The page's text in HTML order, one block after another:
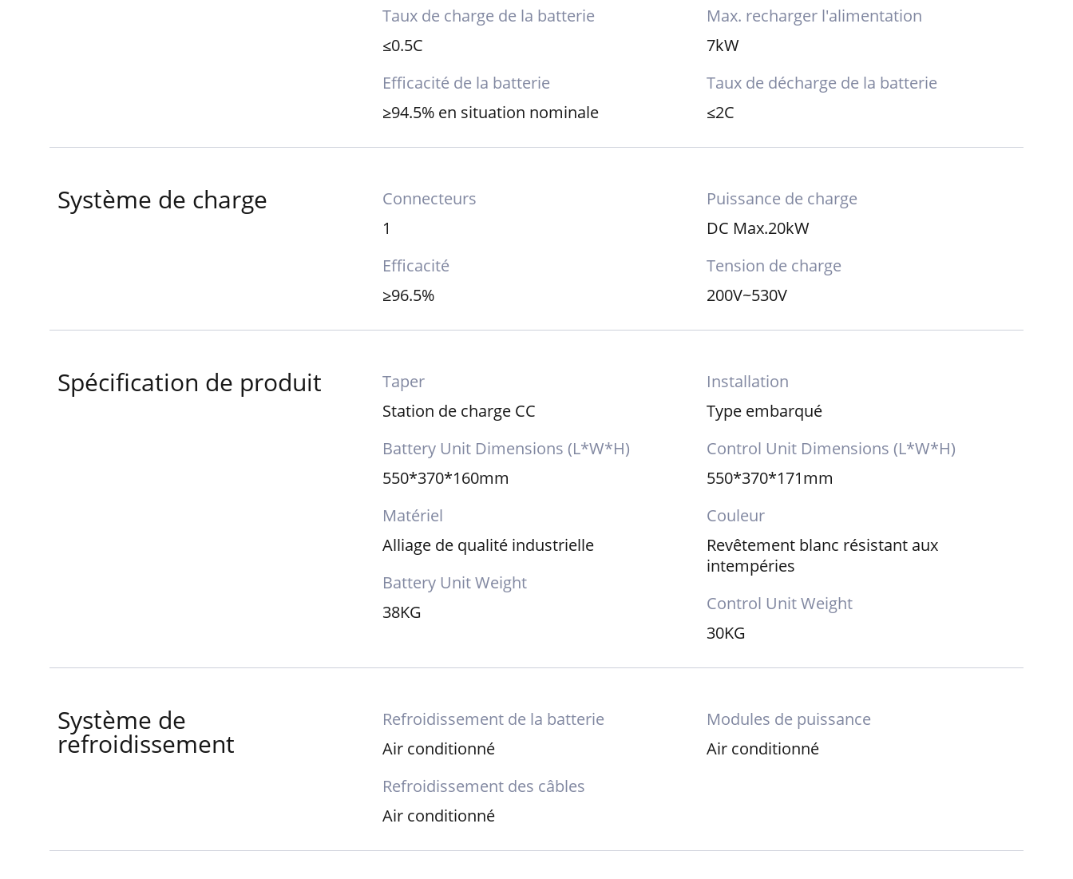
Taux de charge de la batterie
≤0.5C
Efficacité de la batterie
≥94.5% en situation nominale
Max. recharger l'alimentation
7kW
Taux de décharge de la batterie
≤2C
Système de charge
Connecteurs
1
Efficacité
≥96.5%
Puissance de charge
DC Max.20kW
Tension de charge
200V~530V
Spécification de produit
Taper
Station de charge CC
Battery Unit Dimensions (L*W*H)
550*370*160mm
Matériel
Alliage de qualité industrielle
Battery Unit Weight
38KG
Installation
Type embarqué
Control Unit Dimensions (L*W*H)
550*370*171mm
Couleur
Revêtement blanc résistant aux
intempéries
Control Unit Weight
30KG
Système de
refroidissement
Refroidissement de la batterie
Air conditionné
Refroidissement des câbles
Air conditionné
Modules de puissance
Air conditionné